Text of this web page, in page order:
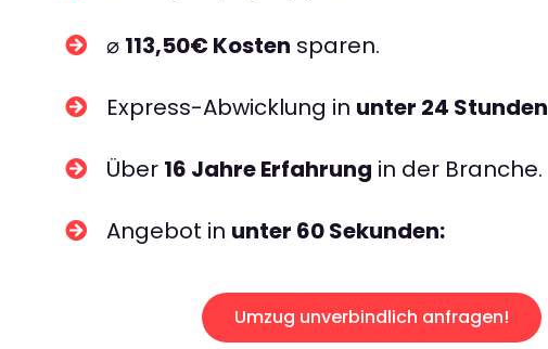
⌀ 113,50€ Kosten sparen.
Express-Abwicklung in unter 24 Stunden
Über 16 Jahre Erfahrung in der Branche.
Angebot in unter 60 Sekunden:
Umzug unverbindlich anfragen!